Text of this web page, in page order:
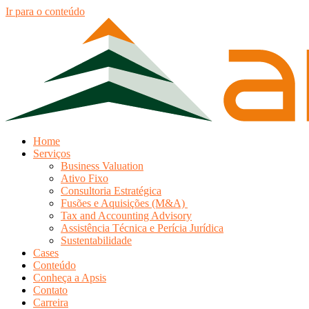
Ir para o conteúdo
Home
Serviços
Business Valuation
Ativo Fixo
Consultoria Estratégica
Fusões e Aquisições (M&A)
Tax and Accounting Advisory
Assistência Técnica e Perícia Jurídica
Sustentabilidade
Cases
Conteúdo
Conheça a Apsis
Contato
Carreira